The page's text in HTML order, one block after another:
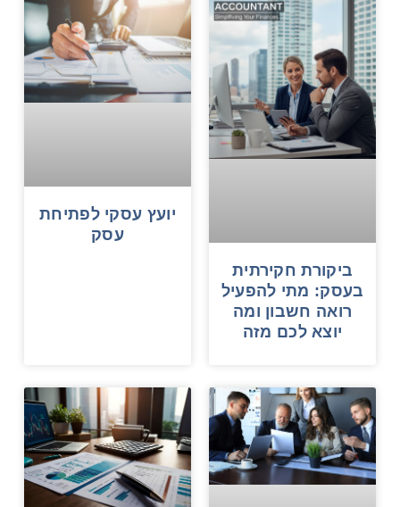
ביקורת חקירתית
בעסק: מתי להפעיל
רואה חשבון ומה
יוצא לכם מזה
יועץ עסקי לפתיחת
עסק